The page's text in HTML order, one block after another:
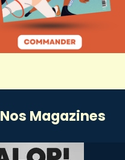
Nos Magazines